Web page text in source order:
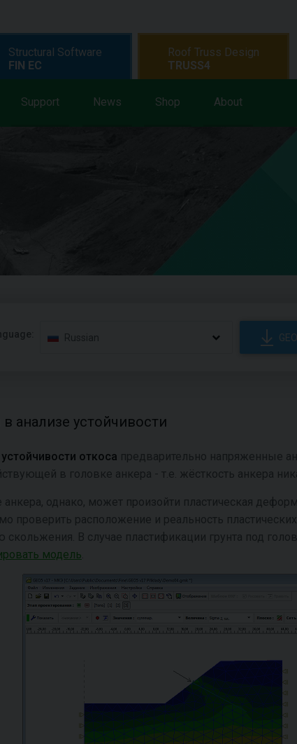
Support News Shop About
Structural Software
FIN EC
Roof Truss Design
TRUSS4
Russian
анализе устойчивости
устойчивости откоса предварительно напряженные
в головке анкера - т.е. жёсткость анкера
анкера, однако, может произойти пластическая
проверить расположение и реальность
В случае пластификации грунта под
модель